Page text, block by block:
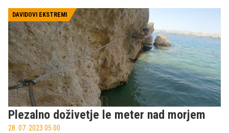
zanaša na mnenje prijatelja, a dobronameren nasvet
se lahko izkaže za zelo napačnega. Zakaj,
razkrijemo v nadaljevanju.
DAVIDOVI EKSTREMI
Plezalno doživetje le meter nad morjem
28. 07. 2023 05.00